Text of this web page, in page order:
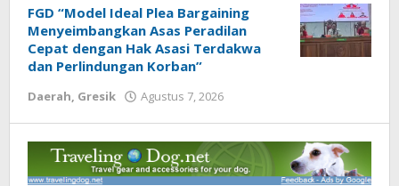
tabloidlpk.com
FGD “Model Ideal Plea Bargaining
Menyeimbangkan Asas Peradilan
Cepat dengan Hak Asasi Terdakwa
dan Perlindungan Korban”
Daerah Gresik Agustus 7, 2026